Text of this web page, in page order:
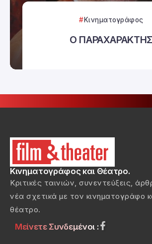
Κινηματογράφος
Ο ΠΑΡΑΧΑΡΑΚΤΗΣ
Κινηματογράφος και Θέατρο.
Κριτικές ταινιών, συνεντεύξεις,
νέα σχετικά με τον κινηματογράφο
θέατρο.
Μείνετε Συνδεμένοι :